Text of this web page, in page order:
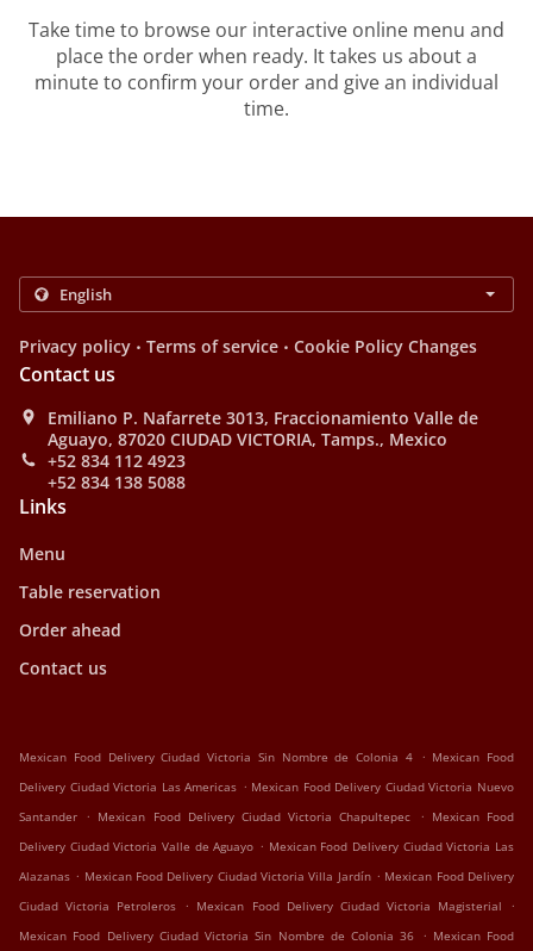
Take time to browse our interactive online menu and
place the order when ready. It takes us about a
minute to confirm your order and give an individual
time.
Privacy policy . Terms of service . Cookie Policy Changes
Contact us
Emiliano P. Nafarrete 3013, Fraccionamiento Valle de
Aguayo, 87020 CIUDAD VICTORIA, Tamps., Mexico
+52 834 112 4923
+52 834 138 5088
Links
Menu
Table reservation
Order ahead
Contact us
Mexican Food Delivery Ciudad Victoria Sin Nombre de Colonia 4 . Mexican Food
Delivery Ciudad Victoria Las Americas . Mexican Food Delivery Ciudad Victoria Nuevo
Santander . Mexican Food Delivery Ciudad Victoria Chapultepec . Mexican Food
Delivery Ciudad Victoria Valle de Aguayo . Mexican Food Delivery Ciudad Victoria Las
Alazanas . Mexican Food Delivery Ciudad Victoria Villa Jardín . Mexican Food Delivery
Ciudad Victoria Petroleros . Mexican Food Delivery Ciudad Victoria Magisterial
.
Mexican Food Delivery Ciudad Victoria Sin Nombre de Colonia 36 . Mexican Food